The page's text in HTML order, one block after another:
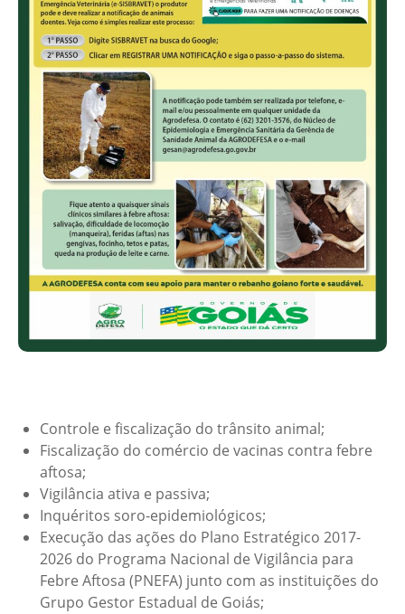
Controle e fiscalização do trânsito animal;
Fiscalização do comércio de vacinas contra febre
aftosa;
Vigilância ativa e passiva;
Inquéritos soro-epidemiológicos;
Execução das ações do Plano Estratégico 2017-
2026 do Programa Nacional de Vigilância para
Febre Aftosa (PNEFA) junto com as instituições do
Grupo Gestor Estadual de Goiás;